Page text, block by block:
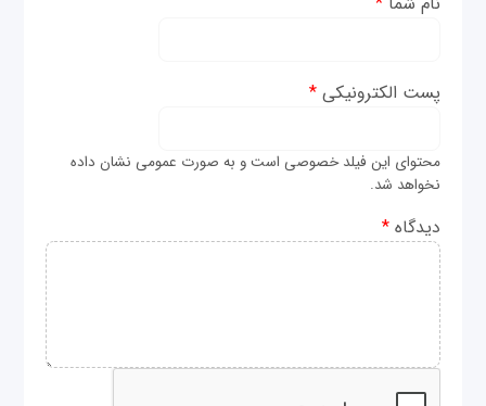
پست الکترونیکی*
محتوای این فیلد خصوصی است و به صورت عمومی نشان داده
نخواهد شد.
دیدگاه*